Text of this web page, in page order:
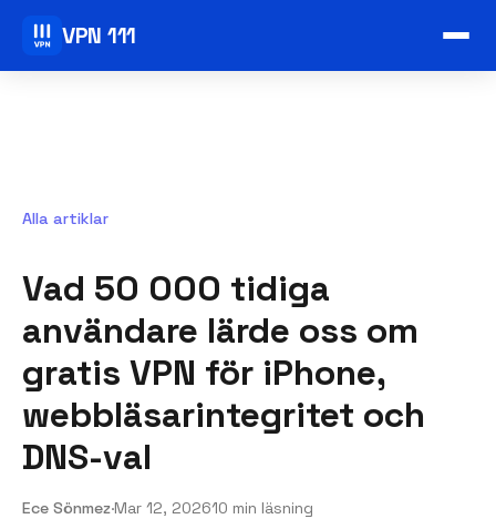
VPN 111
Alla artiklar
Vad 50 000 tidiga
användare lärde oss om
gratis VPN för iPhone,
webbläsarintegritet och
DNS-val
Ece Sönmez·Mar 12, 202610 min läsning